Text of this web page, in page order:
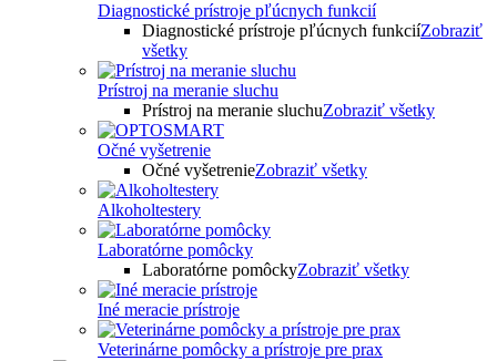
Diagnostické prístroje pľúcnych funkcií
Diagnostické prístroje pľúcnych funkciíZobraziť
všetky
Prístroj na meranie sluchu
Prístroj na meranie sluchuZobraziť všetky
Očné vyšetrenie
Očné vyšetrenieZobraziť všetky
Alkoholtestery
Laboratórne pomôcky
Laboratórne pomôckyZobraziť všetky
Iné meracie prístroje
Veterinárne pomôcky a prístroje pre prax